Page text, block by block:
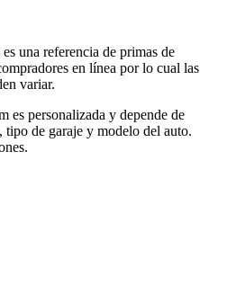
una referencia de primas de
en línea por lo cual las
variar.
es personalizada y depende de
tipo de garaje y modelo del auto.